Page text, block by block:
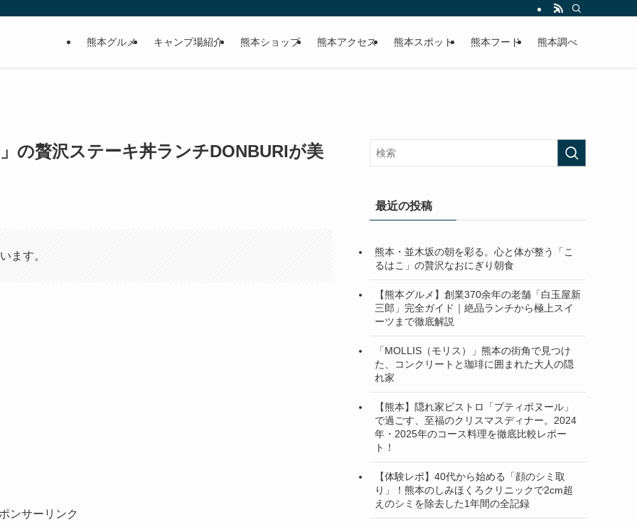
熊本グルメ キャンプ場紹介 熊本ショップ 熊本アクセス 熊本スポット 熊本フード 熊本調べ
の贅沢ステーキ丼ランチDONBURIが美
ます。
ンサーリンク
最近の投稿
熊本・並木坂の朝を彩る。心と体が整う「こ
るはこ」の贅沢なおにぎり朝食
【熊本グルメ】創業370余年の老舗「白玉屋新
三郎」完全ガイド｜絶品ランチから極上スイ
ーツまで徹底解説
「MOLLIS（モリス）」熊本の街角で見つけ
た、コンクリートと珈琲に囲まれた大人の隠
れ家
【熊本】隠れ家ビストロ「プティボヌール」
で過ごす、至福のクリスマスディナー。2024
年・2025年のコース料理を徹底比較レポー
ト！
【体験レポ】40代から始める「顔のシミ取
り」！熊本のしみほくろクリニックで2cm超
えのシミを除去した1年間の全記録